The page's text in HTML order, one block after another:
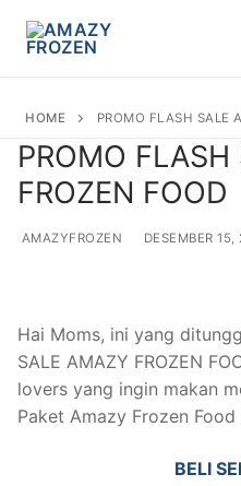
HOME PROMO FLASH SALE
PROMO
FROZEN FOOD
AMAZYFROZEN DESEMBER
Hai Moms, ini yang
SALE AMAZY FROZEN
lovers yang ingin makan
Paket Amazy Frozen
BELI